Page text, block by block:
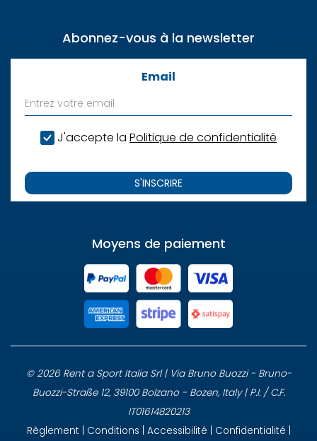
Abonnez-vous à la newsletter
Email
J'accepte la Politique de confidentialité
S'INSCRIRE
Moyens de paiement
© 2026 Rent a Sport Italia Srl | Via Bruno Buozzi - Bruno-
Buozzi-Straße 12, 39100 Bolzano - Bozen, Italy | P.I. / C.F.
IT01614820213
Règlement
Conditions Accessibilité Confidentialité